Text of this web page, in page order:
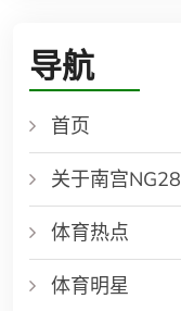
导航
首页
关于南宫NG28
体育热点
体育明星